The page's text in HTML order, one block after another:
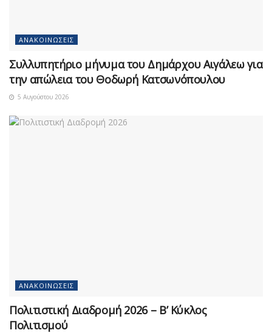
ΑΝΑΚΟΙΝΏΣΕΙΣ
Συλλυπητήριο μήνυμα του Δημάρχου Αιγάλεω για
την απώλεια του Θοδωρή Κατσωνόπουλου
5 Αυγούστου 2026
ΑΝΑΚΟΙΝΏΣΕΙΣ
Πολιτιστική Διαδρομή 2026 – Β’ Κύκλος
Πολιτισμού